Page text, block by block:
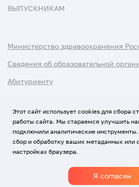
ВЫПУСКНИКАМ
Министерство здравоохранения
Сведения об образовательной
Абитуриенту
Использование Cookies
Политика обработки персональных данных
© Все права защищены
Этот сайт использует cookies для сбора
работы сайта. Мы стараемся улучшить
подключили аналитические
сбор и обработку ваших метаданных или
настройках браузера.
Я согласен